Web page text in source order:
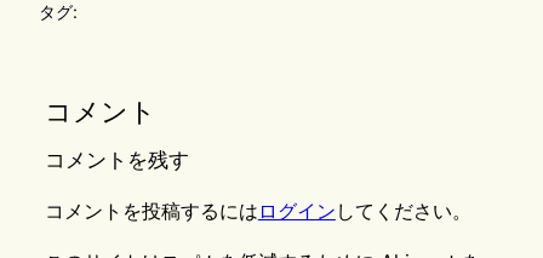
タグ:
コメント
コメントを残す
コメントを投稿するには ログイン してください。